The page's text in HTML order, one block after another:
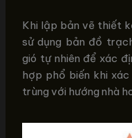
Khi lập bản vẽ thiết
sử dụng bản đồ
gió tự nhiên để xác
hợp phổ biến khi
trùng với hướng nhà